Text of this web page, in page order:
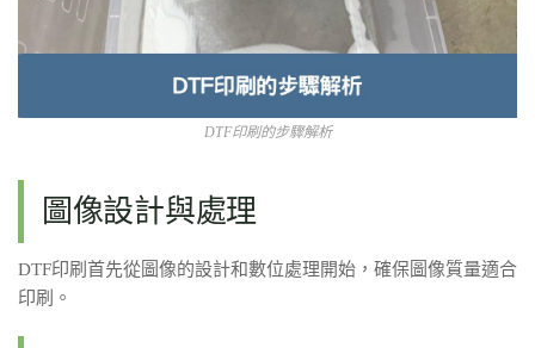
DTF印刷的步驟解析
圖像設計與處理
DTF印刷首先從圖像的設計和數位處理開始，確保圖像質量適合
印刷。